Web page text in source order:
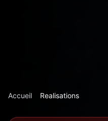
Accueil Realisations